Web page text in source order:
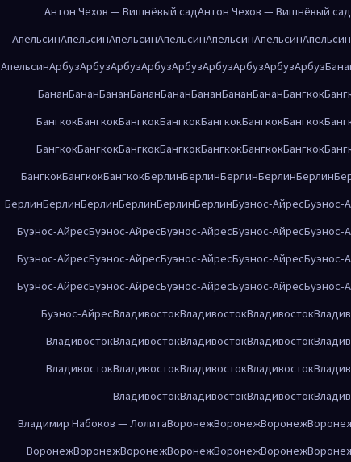
Антон Чехов — Вишнёвый садАнтон Чехов — Вишнёвый сад
АпельсинАпельсинАпельсинАпельсинАпельсинАпельсинАпельсин
АпельсинАрбузАрбузАрбузАрбузАрбузАрбузАрбузАрбузАрбуз
БананБананБананБананБананБананБананБананБангкок
БангкокБангкокБангкокБангкокБангкокБангкокБангкок
БангкокБангкокБангкокБангкокБангкокБангкокБангкок
БангкокБангкокБангкокБерлинБерлинБерлинБерлинБерлин
БерлинБерлинБерлинБерлинБерлинБерлинБуэнос-АйресБуэнос-
Буэнос-АйресБуэнос-АйресБуэнос-АйресБуэнос-АйресБуэнос-
Буэнос-АйресБуэнос-АйресБуэнос-АйресБуэнос-АйресБуэнос-
Буэнос-АйресБуэнос-АйресБуэнос-АйресБуэнос-АйресБуэнос-
Буэнос-АйресВладивостокВладивостокВладивосток
ВладивостокВладивостокВладивостокВладивосток
ВладивостокВладивостокВладивостокВладивосток
ВладивостокВладивостокВладивосток
Владимир Набоков — ЛолитаВоронежВоронежВоронеж
ВоронежВоронежВоронежВоронежВоронежВоронеж